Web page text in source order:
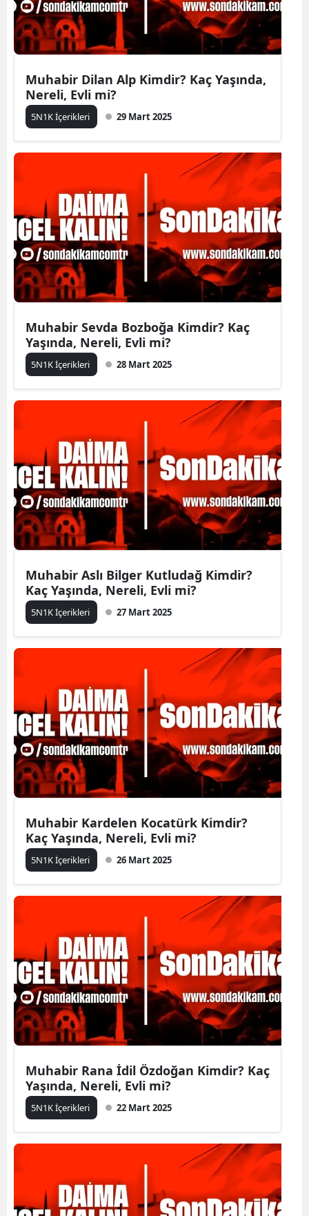
Muhabir Dilan Alp Kimdir? Kaç Yaşında,
Nereli, Evli mi?
5N1K İçerikleri 29 Mart 2025
Muhabir Sevda Bozboğa Kimdir? Kaç
Yaşında, Nereli, Evli mi?
5N1K İçerikleri 28 Mart 2025
Muhabir Aslı Bilger Kutludağ Kimdir?
Kaç Yaşında, Nereli, Evli mi?
5N1K İçerikleri 27 Mart 2025
Muhabir Kardelen Kocatürk Kimdir?
Kaç Yaşında, Nereli, Evli mi?
5N1K İçerikleri 26 Mart 2025
Muhabir Rana İdil Özdoğan Kimdir? Kaç
Yaşında, Nereli, Evli mi?
5N1K İçerikleri 22 Mart 2025